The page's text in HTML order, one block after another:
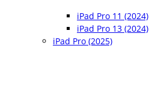
iPad Pro 11 (2024)
iPad Pro 13 (2024)
iPad Pro (2025)